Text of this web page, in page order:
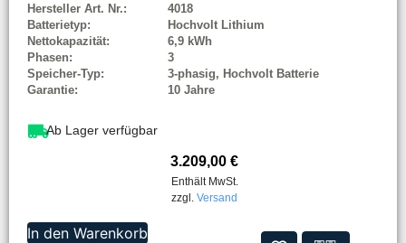
Hersteller Art. Nr.:
4018
Batterietyp:
Hochvolt Lithium
Nettokapazität:
6,9 kWh
Phasen:
3
Speicher-Typ:
3-phasig, Hochvolt Batterie
Garantie:
10 Jahre
Ab Lager verfügbar
3.209,00 €
Enthält MwSt.
zzgl. Versand
In den Warenkorb